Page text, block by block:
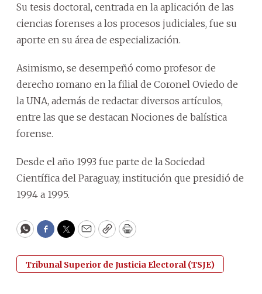
Su tesis doctoral, centrada en la aplicación de las
ciencias forenses a los procesos judiciales, fue su
aporte en su área de especialización.
Asimismo, se desempeñó como profesor de
derecho romano en la filial de Coronel Oviedo de
la UNA, además de redactar diversos artículos,
entre las que se destacan Nociones de balística
forense.
Desde el año 1993 fue parte de la Sociedad
Científica del Paraguay, institución que presidió de
1994 a 1995.
WhatsApp
Facebook
Twitter
EmailCopyPrint
Tribunal Superior de Justicia Electoral (TSJE)